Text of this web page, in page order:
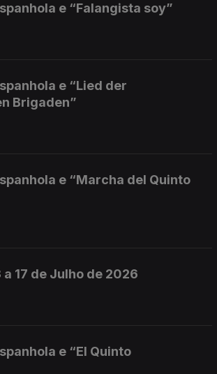
e “Falangista soy”
e “Lied der
Brigaden”
e “Marcha del Quinto
a 17 de Julho de 2026
e “El Quinto